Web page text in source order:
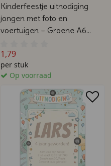
Kinderfeestje uitnodiging
jongen met foto en
voertuigen – Groene A6
dubbelzijdig
1,79
per stuk
Op voorraad